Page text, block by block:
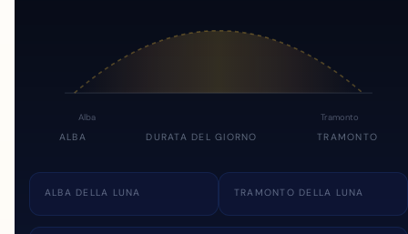
Alba Tramonto
ALBA DURATA DEL GIORNO TRAMONTO
ALBA DELLA LUNA TRAMONTO DELLA LUNA